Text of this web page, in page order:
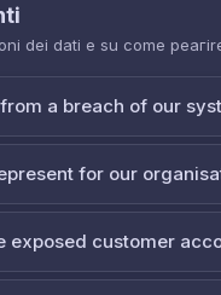
dei dati e su come
a breach of our
for our
exposed customer